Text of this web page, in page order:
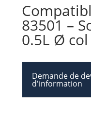
83501 –
0.5L Ø
Demande de
d'information